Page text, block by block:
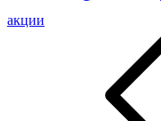
акции